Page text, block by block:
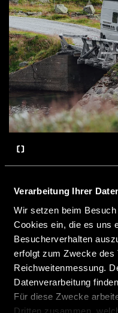
Verarbeitung Ihrer
Wir setzen beim
Cookies ein, die es uns
Besucherverhalten
erfolgt zum Zwecke des
Reichweitenmessung.
Datenverarbeitung
Für diese Zwecke
Dritten zusammen,
TARIFS FRANCE
CROSSCAMP CAMPER
Télécharger